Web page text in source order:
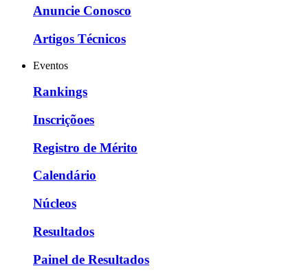
Anuncie Conosco
Artigos Técnicos
Eventos
Rankings
Inscriçõoes
Registro de Mérito
Calendário
Núcleos
Resultados
Painel de Resultados